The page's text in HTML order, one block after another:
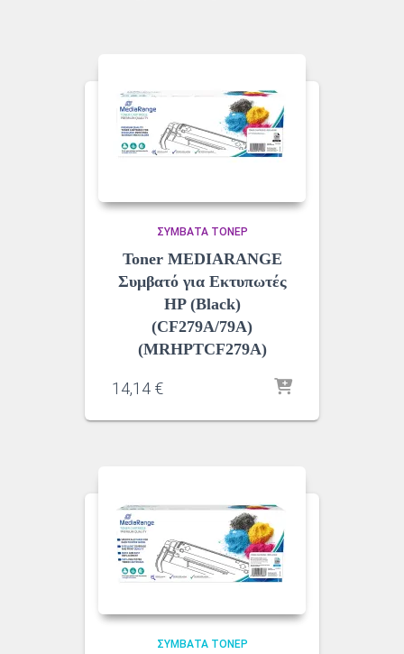
ΣΥΜΒΑΤΆ ΤΌΝΕΡ
Toner MEDIARANGE
Συμβατό για Εκτυπωτές
HP (Black)
(CF279A/79A)
(MRHPTCF279A)
14,14 €
ΣΥΜΒΑΤΆ ΤΌΝΕΡ